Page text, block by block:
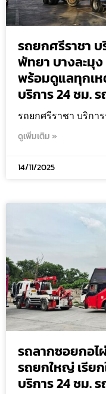
รถยกศรีราชา
พัทยา บางละมุ
พร้อมดูแลทุกเ
บริการ 24 ชม.
รถยกศรีราชา บริกา
ดูเพิ่มเติม »
14/11/2025
รถลากซอยกอไ
รถยกใหญ่ เรียก
บริการ 24 ชม.